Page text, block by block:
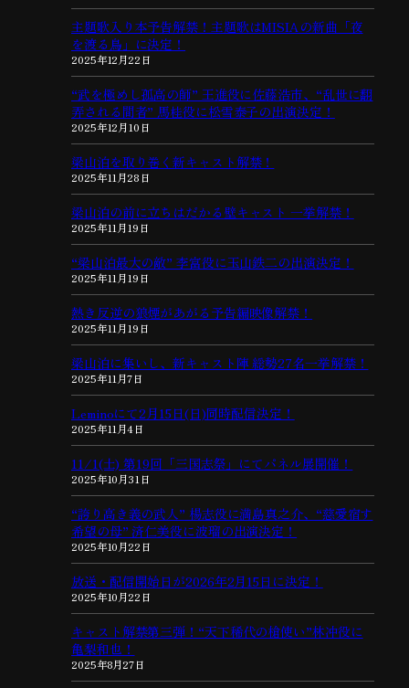
主題歌入り本予告解禁！主題歌はMISIAの新曲「夜
を渡る鳥」に決定！
2025年12月22日
“武を極めし孤高の師” 王進役に佐藤浩市、“乱世に翻
弄される間者” 馬桂役に松雪泰子の出演決定！
2025年12月10日
梁山泊を取り巻く新キャスト解禁！
2025年11月28日
梁山泊の前に立ちはだかる壁キャスト 一挙解禁！
2025年11月19日
“梁山泊最大の敵” 李富役に玉山鉄二の出演決定！
2025年11月19日
熱き反逆の狼煙があがる予告編映像解禁！
2025年11月19日
梁山泊に集いし、新キャスト陣 総勢27名一挙解禁！
2025年11月7日
Leminoにて2月15日(日)同時配信決定！
2025年11月4日
11/1(土) 第19回「三国志祭」にてパネル展開催！
2025年10月31日
“誇り高き義の武人” 楊志役に満島真之介、“慈愛宿す
希望の母” 済仁美役に波瑠の出演決定！
2025年10月22日
放送・配信開始日が2026年2月15日に決定！
2025年10月22日
キャスト解禁第三弾！“天下稀代の槍使い”林冲役に
亀梨和也！
2025年8月27日